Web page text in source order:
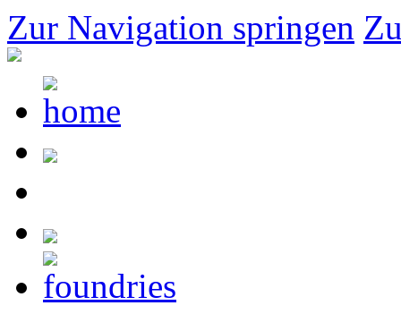
Zur Navigation springen